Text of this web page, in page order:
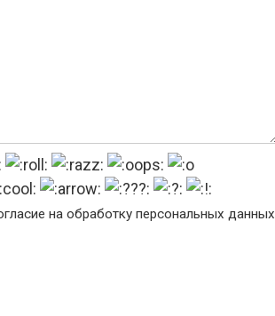
на обработку персональных данных